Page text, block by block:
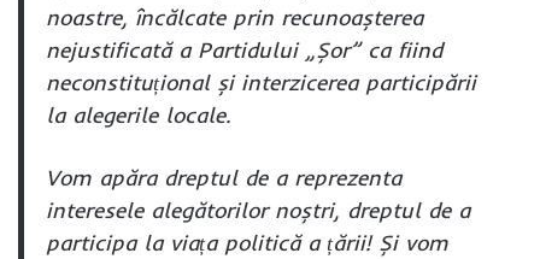
noastre, încălcate prin recunoașterea
nejustificată a Partidului „Șor” ca fiind
neconstituțional și interzicerea participării
la alegerile locale.
Vom apăra dreptul de a reprezenta
interesele alegătorilor noștri, dreptul de a
participa la viața politică a țării! Și vom